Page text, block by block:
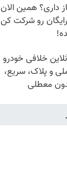
داری؟ همین الان
رو شرکت کن
خلافی خودرو
و پلاک، سریع،
معطلی